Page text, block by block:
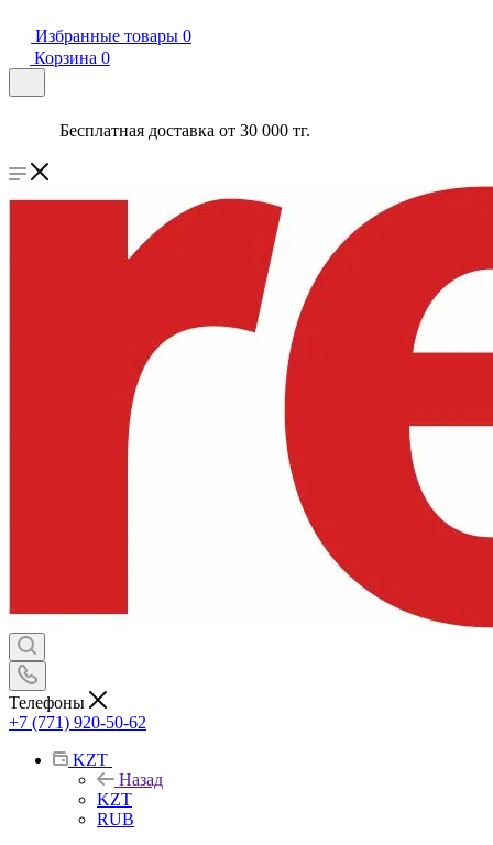
Избранные товары 0
Корзина 0
Бесплатная доставка от 30 000 тг.
Телефоны
+7 (771) 920-50-62
KZT
Назад
KZT
RUB